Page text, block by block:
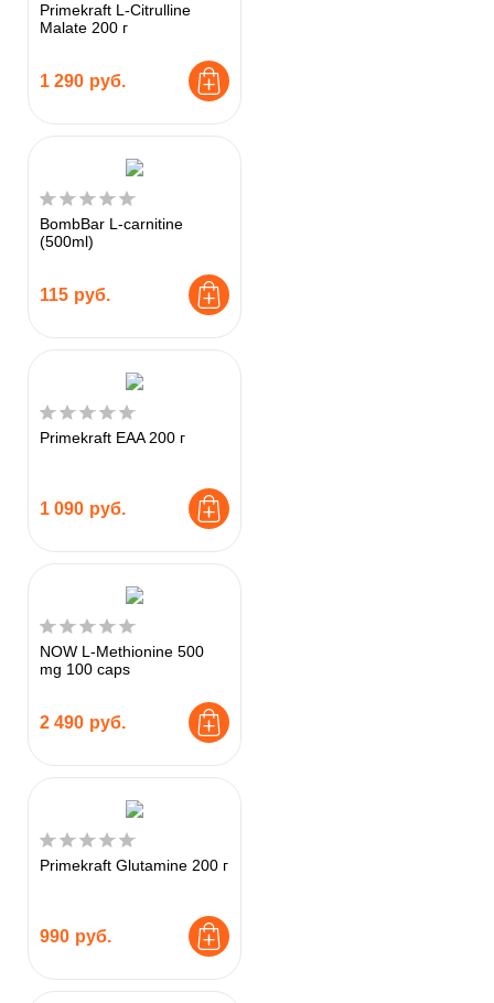
Primekraft L-Citrulline
Malate 200 г
1 290 руб.
BombBar L-carnitine
(500ml)
115 руб.
Primekraft EAA 200 г
1 090 руб.
NOW L-Methionine 500
mg 100 caps
2 490 руб.
Primekraft Glutamine 200 г
990 руб.